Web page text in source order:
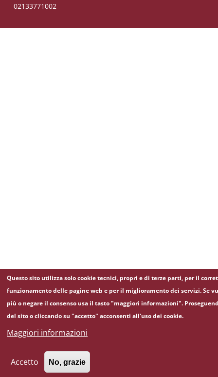
02133771002
Questo sito utilizza solo cookie tecnici, propri e di terze parti, per il
funzionamento delle pagine web e per il miglioramento dei servizi. Se
più o negare il consenso usa il tasto "maggiori informazioni".
del sito o cliccando su "accetto" acconsenti all'uso dei cookie.
Maggiori informazioni
Accetto No, grazie